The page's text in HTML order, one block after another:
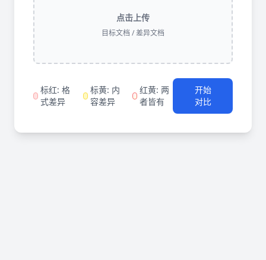
点击上传
目标文档 / 差异文档
标红: 格
式差异
标黄: 内
容差异
红黄: 两
者皆有
开始
对比